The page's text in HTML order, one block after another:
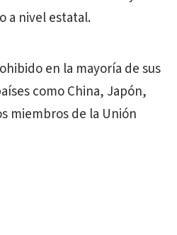
a nivel estatal.
en la mayoría de sus
como China, Japón,
miembros de la Unión